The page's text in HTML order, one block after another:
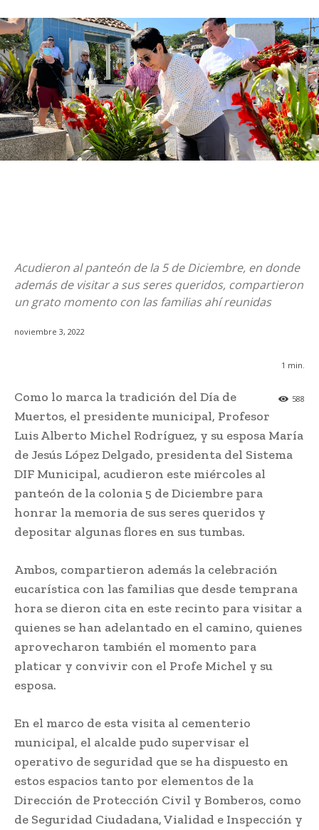
Acudieron al panteón de la 5 de Diciembre, en donde
además de visitar a sus seres queridos, compartieron
un grato momento con las familias ahí reunidas
noviembre 3, 2022
1 min.
588
Como lo marca la tradición del Día de
Muertos, el presidente municipal, Profesor
Luis Alberto Michel Rodríguez, y su esposa María
de Jesús López Delgado, presidenta del Sistema
DIF Municipal, acudieron este miércoles al
panteón de la colonia 5 de Diciembre para
honrar la memoria de sus seres queridos y
depositar algunas flores en sus tumbas.
Ambos, compartieron además la celebración
eucarística con las familias que desde temprana
hora se dieron cita en este recinto para visitar a
quienes se han adelantado en el camino, quienes
aprovecharon también el momento para
platicar y convivir con el Profe Michel y su
esposa.
En el marco de esta visita al cementerio
municipal, el alcalde pudo supervisar el
operativo de seguridad que se ha dispuesto en
estos espacios tanto por elementos de la
Dirección de Protección Civil y Bomberos, como
de Seguridad Ciudadana, Vialidad e Inspección y